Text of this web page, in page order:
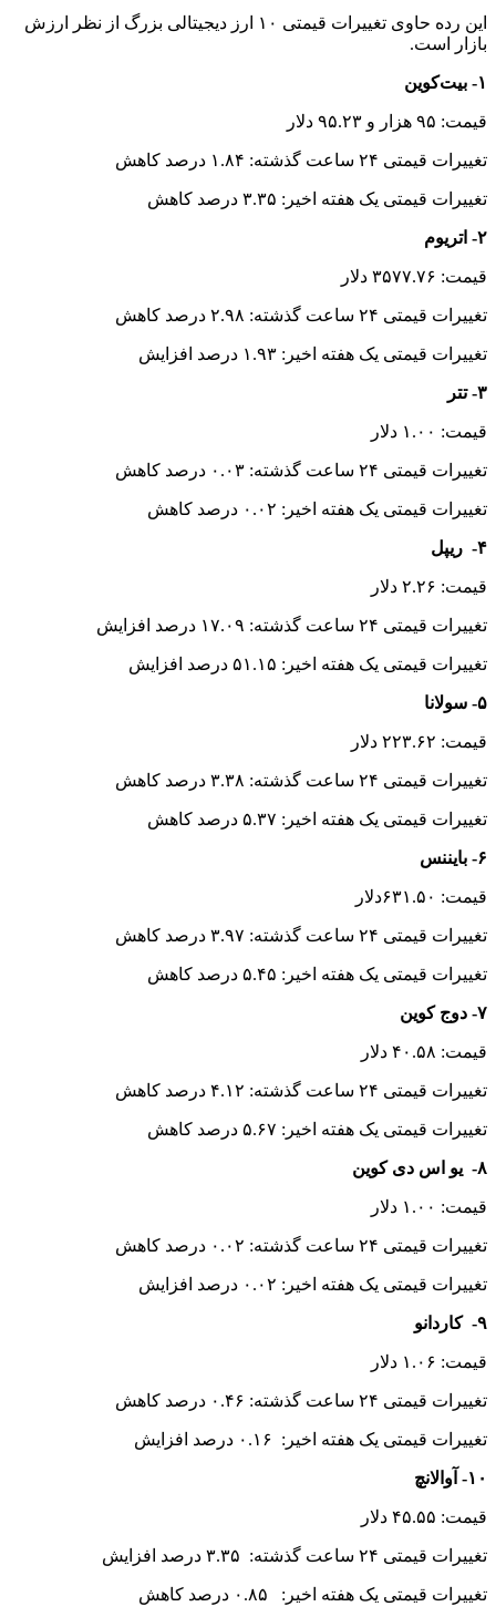
این رده حاوی تغییرات قیمتی ۱۰ ارز دیجیتالی بزرگ از نظر ارزش
بازار است.
۱- بیت‌کوین
قیمت: ۹۵ هزار و ۹۵.۲۳ دلار
تغییرات قیمتی ۲۴ ساعت گذشته: ۱.۸۴ درصد کاهش
تغییرات قیمتی یک هفته اخیر: ۳.۳۵ درصد کاهش
۲- اتریوم
قیمت: ۳۵۷۷.۷۶ دلار
تغییرات قیمتی ۲۴ ساعت گذشته: ۲.۹۸ درصد کاهش
تغییرات قیمتی یک هفته اخیر: ۱.۹۳ درصد افزایش
۳- تتر
قیمت: ۱.۰۰ دلار
تغییرات قیمتی ۲۴ ساعت گذشته: ۰.۰۳ درصد کاهش
تغییرات قیمتی یک هفته اخیر: ۰.۰۲ درصد کاهش
۴- ریپل
قیمت: ۲.۲۶ دلار
تغییرات قیمتی ۲۴ ساعت گذشته: ۱۷.۰۹ درصد افزایش
تغییرات قیمتی یک هفته اخیر: ۵۱.۱۵ درصد افزایش
۵- سولانا
قیمت: ۲۲۳.۶۲ دلار
تغییرات قیمتی ۲۴ ساعت گذشته: ۳.۳۸ درصد کاهش
تغییرات قیمتی یک هفته اخیر: ۵.۳۷ درصد کاهش
۶- بایننس
قیمت: ۶۳۱.۵۰دلار
تغییرات قیمتی ۲۴ ساعت گذشته: ۳.۹۷ درصد کاهش
تغییرات قیمتی یک هفته اخیر: ۵.۴۵ درصد کاهش
۷- دوج کوین
قیمت: ۴۰.۵۸ دلار
تغییرات قیمتی ۲۴ ساعت گذشته: ۴.۱۲ درصد کاهش
تغییرات قیمتی یک هفته اخیر: ۵.۶۷ درصد کاهش
۸- یو اس دی کوین
قیمت: ۱.۰۰ دلار
تغییرات قیمتی ۲۴ ساعت گذشته: ۰.۰۲ درصد کاهش
تغییرات قیمتی یک هفته اخیر: ۰.۰۲ درصد افزایش
۹- کاردانو
قیمت: ۱.۰۶ دلار
تغییرات قیمتی ۲۴ ساعت گذشته: ۰.۴۶ درصد کاهش
تغییرات قیمتی یک هفته اخیر: ۰.۱۶ درصد افزایش
۱۰- آوالانچ
قیمت: ۴۵.۵۵ دلار
تغییرات قیمتی ۲۴ ساعت گذشته: ۳.۳۵ درصد افزایش
تغییرات قیمتی یک هفته اخیر: ۰.۸۵ درصد کاهش